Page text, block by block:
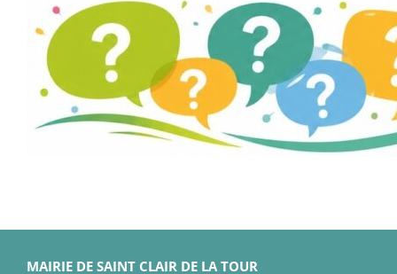
MAIRIE DE SAINT CLAIR DE LA TOUR